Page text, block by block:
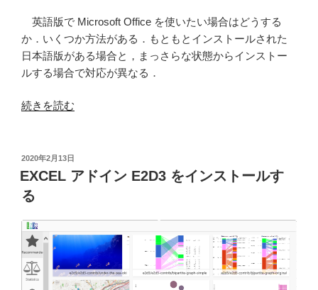
る”
の
英語版で Microsoft Office を使いたい場合はどうする
か．いくつか方法がある．もともとインストールされた
日本語版がある場合と，まっさらな状態からインストー
ルする場合で対応が異なる．
“Microsoft
語
版
を
使
う”
の
続きを読む
投
稿
日:
2020年2月13日
EXCEL アドイン E2D3 をインストールす
る